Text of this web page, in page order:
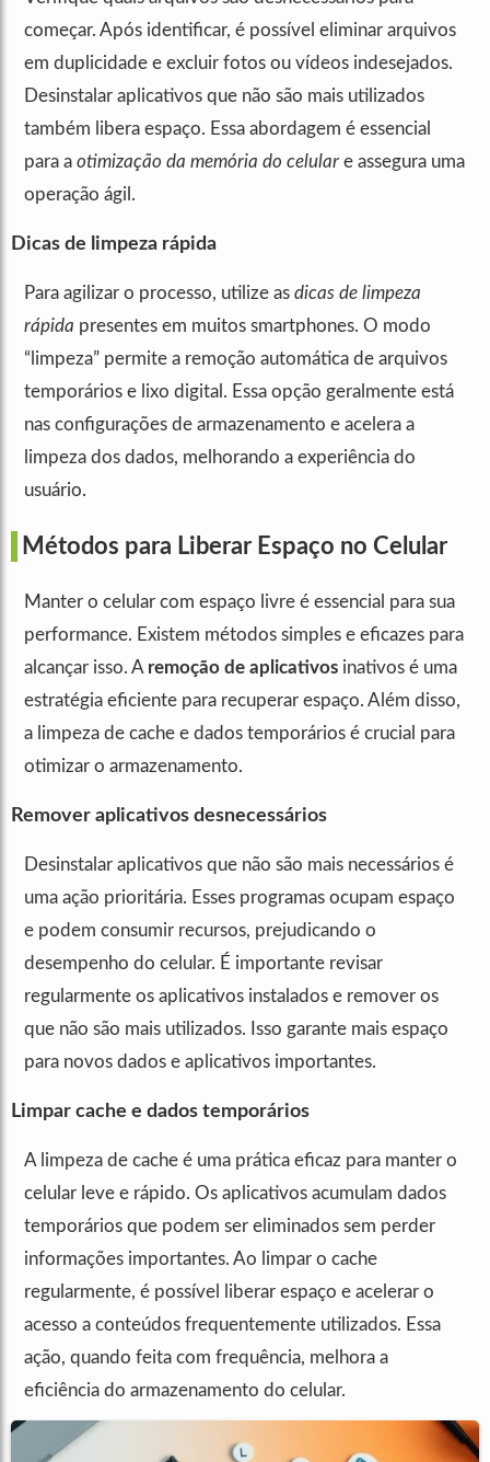
começar. Após identificar, é possível eliminar arquivos
em duplicidade e excluir fotos ou vídeos indesejados.
Desinstalar aplicativos que não são mais utilizados
também libera espaço. Essa abordagem é essencial
para a otimização da memória do celular e assegura uma
operação ágil.
Dicas de limpeza rápida
Para agilizar o processo, utilize as dicas de limpeza
rápida presentes em muitos smartphones. O modo
“limpeza” permite a remoção automática de arquivos
temporários e lixo digital. Essa opção geralmente está
nas configurações de armazenamento e acelera a
limpeza dos dados, melhorando a experiência do
usuário.
Métodos para Liberar Espaço no Celular
Manter o celular com espaço livre é essencial para sua
performance. Existem métodos simples e eficazes para
alcançar isso. A remoção de aplicativos inativos é uma
estratégia eficiente para recuperar espaço. Além disso,
a limpeza de cache e dados temporários é crucial para
otimizar o armazenamento.
Remover aplicativos desnecessários
Desinstalar aplicativos que não são mais necessários é
uma ação prioritária. Esses programas ocupam espaço
e podem consumir recursos, prejudicando o
desempenho do celular. É importante revisar
regularmente os aplicativos instalados e remover os
que não são mais utilizados. Isso garante mais espaço
para novos dados e aplicativos importantes.
Limpar cache e dados temporários
A limpeza de cache é uma prática eficaz para manter o
celular leve e rápido. Os aplicativos acumulam dados
temporários que podem ser eliminados sem perder
informações importantes. Ao limpar o cache
regularmente, é possível liberar espaço e acelerar o
acesso a conteúdos frequentemente utilizados. Essa
ação, quando feita com frequência, melhora a
eficiência do armazenamento do celular.